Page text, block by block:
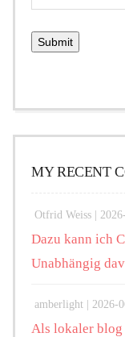
MY RECENT
Otfrid Weiss |
Dazu kann ich
Unabhängig
amberlight | 2026-
Als lokaler blog